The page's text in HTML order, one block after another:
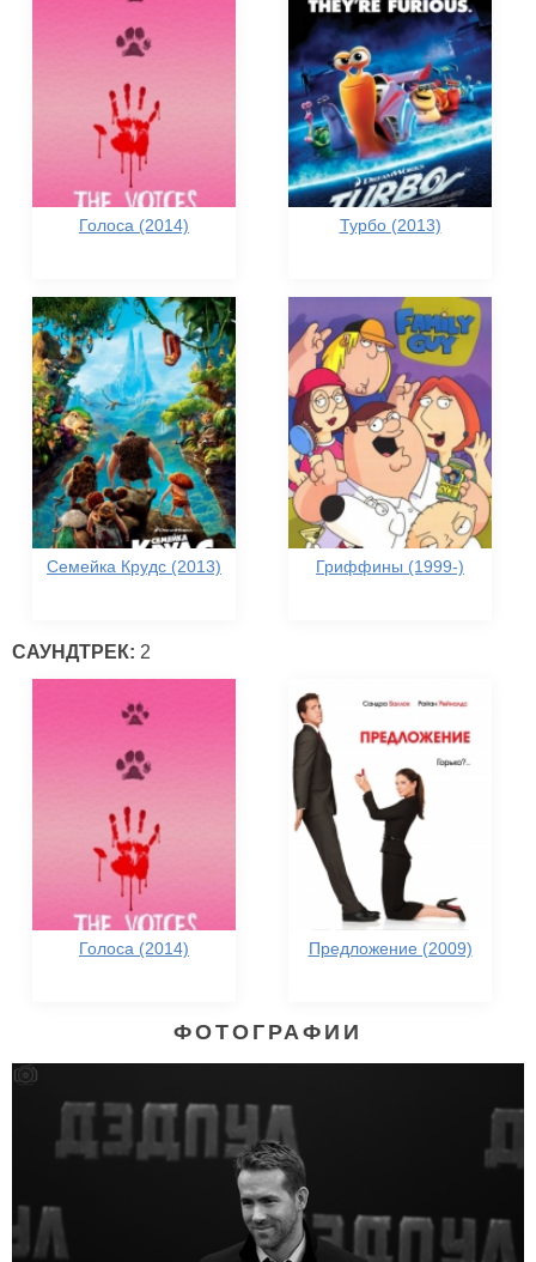
Голоса (2014) Турбо (2013)
Семейка Крудс (2013) Гриффины (1999-)
САУНДТРЕК: 2
Голоса (2014) Предложение (2009)
ФОТОГРАФИИ